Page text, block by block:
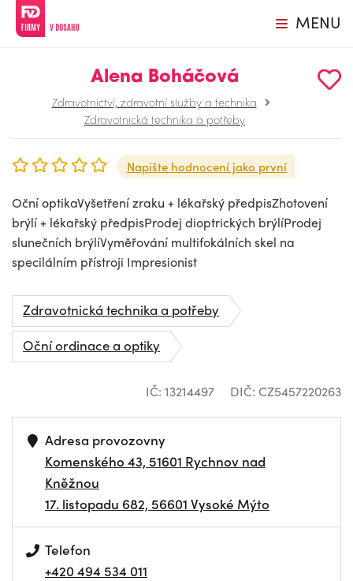
MENU
Alena Boháčová
Zdravotnictví, zdravotní služby a technika
Zdravotnická technika a potřeby
Napište hodnocení jako první
Oční optikaVyšetření zraku + lékařský předpisZhotovení
brýlí + lékařský předpisProdej dioptrických brýlíProdej
slunečních brýlíVyměřování multifokálních skel na
specilálním přístroji Impresionist
Zdravotnická technika a potřeby
Oční ordinace a optiky
IČ: 13214497 DIČ: CZ5457220263
Adresa provozovny
Komenského 43, 51601 Rychnov nad
Kněžnou
17. listopadu 682, 56601 Vysoké Mýto
Telefon
+420 494 534 011